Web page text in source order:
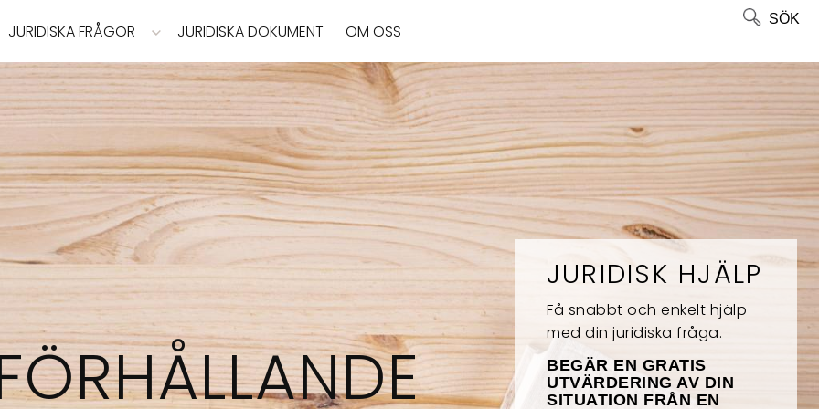
JURIDISKA FRÅGOR JURIDISKA DOKUMENT OM OSS
SÖK
JURIDISK HJÄLP
Få snabbt och enkelt hjälp
med din juridiska fråga.
BEGÄR EN GRATIS
UTVÄRDERING AV DIN
SITUATION FRÅN EN